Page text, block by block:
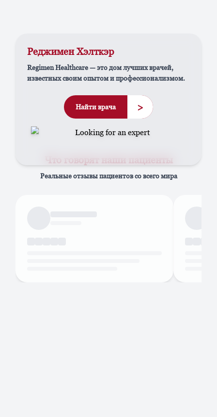
Реджимен Хэлткэр
Regimen Healthcare — это дом лучших врачей,
известных своим опытом и профессионализмом.
Найти врача >
Что говорят наши пациенты
Реальные отзывы пациентов со всего мира